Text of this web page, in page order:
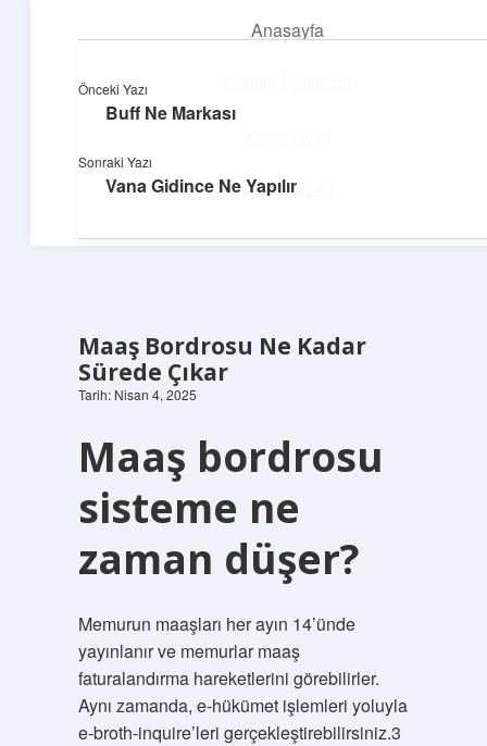
Anasayfa
Hakkımızda
Hayatını kolaylaştıran zekice fikirler!
Maaş Bordrosu Ne Kadar
Sürede Çıkar
Tarih: Nisan 4, 2025
Maaş bordrosu
sisteme ne
zaman düşer?
Memurun maaşları her ayın 14’ünde
yayınlanır ve memurlar maaş
faturalandırma hareketlerini görebilirler.
Aynı zamanda, e-hükümet işlemleri yoluyla
e-broth-inquire’leri gerçekleştirebilirsiniz.3
Önceki Yazı
Buff Ne Markası
Sonraki Yazı
Vana Gidince Ne Yapılır